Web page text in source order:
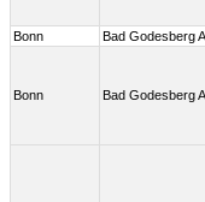
Bonn
Bad Godesberg
Bonn Bad Godesberg